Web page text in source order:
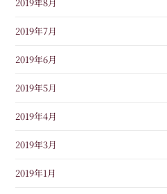
2019年7月
2019年6月
2019年5月
2019年4月
2019年3月
2019年1月